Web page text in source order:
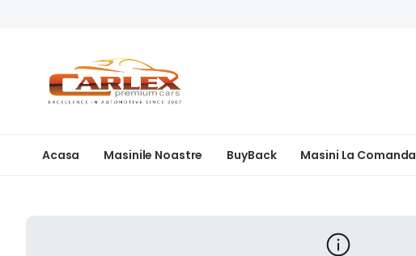
Acasa Masinile Noastre BuyBack Masini La Comanda